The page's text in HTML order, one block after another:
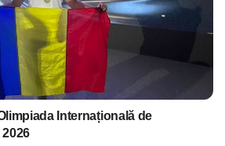
Internațională de